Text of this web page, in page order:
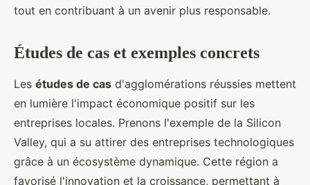
tout en contribuant à un avenir plus responsable.
Études de cas et exemples concrets
Les études de cas d'agglomérations réussies mettent
en lumière l'impact économique positif sur les
entreprises locales. Prenons l'exemple de la Silicon
Valley, qui a su attirer des entreprises technologiques
grâce à un écosystème dynamique. Cette région a
favorisé l'innovation et la croissance, permettant à